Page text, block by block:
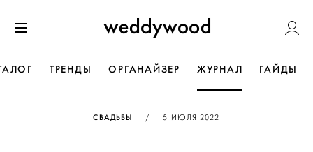
к содержанию
Weddywood
ТРЕНДЫ ОРГАНАЙЗЕР ЖУРНАЛ ГАЙДЫ
СВАДЬБЫ / ОПУБЛИКОВАНО
5 ИЮЛЯ 2022